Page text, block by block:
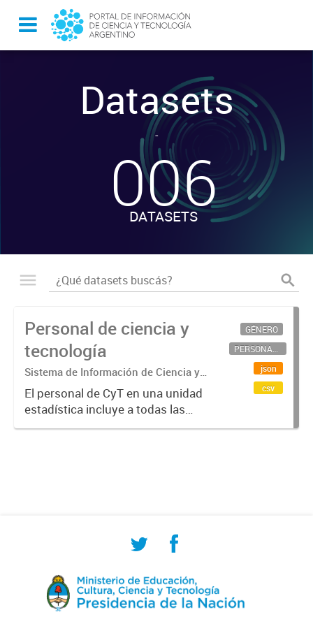
Datasets
-
006
DATASETS
Personal de ciencia y
tecnología
Sistema de Información de Ciencia y
Tecnología Argentino (SICYTAR)
El personal de CyT en una unidad
estadística incluye a todas las
personas involucradas
GÉNERO
PERSONAL CIENTÍFICO-TECNOLÓGICO
json
csv